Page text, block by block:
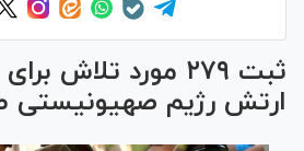
ثبت ۲۷۹ مورد تلاش
ارتش رژیم صهیونیستی طی ۱۸